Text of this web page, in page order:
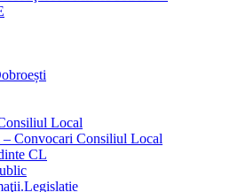
Local
Convocari Consiliul Local
CL